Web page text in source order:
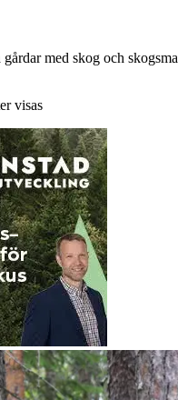
med skog och
visas